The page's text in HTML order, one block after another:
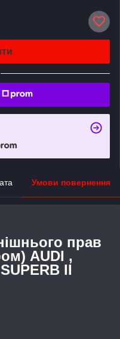
Умови повернення
прав
AUDI ,
II